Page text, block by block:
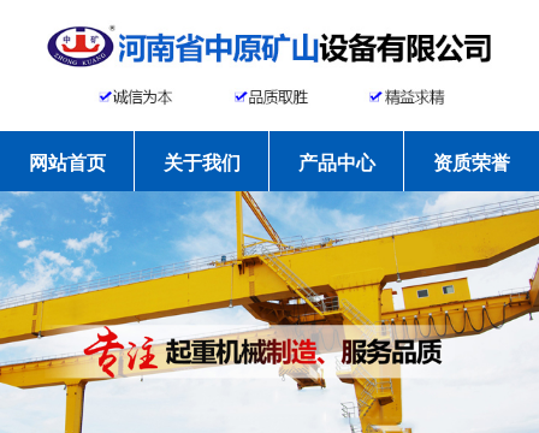
网站首页 关于我们 产品中心 资质荣誉
工程案例 新闻资讯 常见问题 联系我们